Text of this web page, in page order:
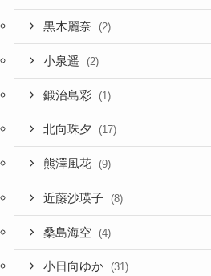
黒木麗奈 (2)
小泉遥 (2)
鍛治島彩 (1)
北向珠夕 (17)
熊澤風花 (9)
近藤沙瑛子 (8)
桑島海空 (4)
小日向ゆか (31)